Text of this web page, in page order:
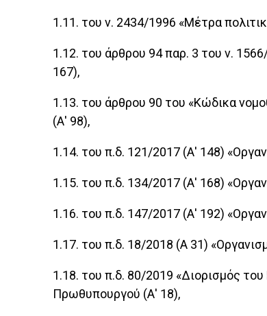
1.11. του ν. 2434/1996 «Μέτρα
1.12. του άρθρου 94 παρ. 3 του ν.
167),
1.13. του άρθρου 90 του «Κώδικα
(Α' 98),
1.14. του π.δ. 121/2017 (Α' 148)
1.15. του π.δ. 134/2017 (Α' 168)
1.16. του π.δ. 147/2017 (Α' 192)
1.17. του π.δ. 18/2018 (Α 31)
1.18. του π.δ. 80/2019 «Διορισμός
Πρωθυπουργού (Α' 18),